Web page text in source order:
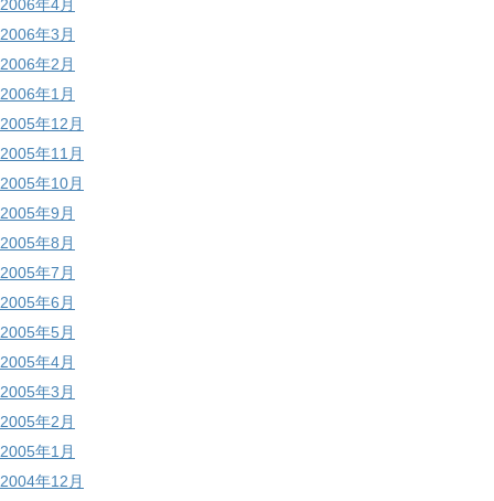
2006年4月
2006年3月
2006年2月
2006年1月
2005年12月
2005年11月
2005年10月
2005年9月
2005年8月
2005年7月
2005年6月
2005年5月
2005年4月
2005年3月
2005年2月
2005年1月
2004年12月